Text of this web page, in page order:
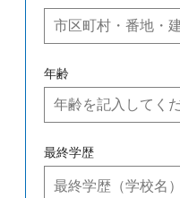
年齢
最終学歴